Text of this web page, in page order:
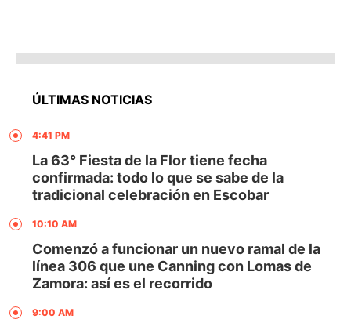
ÚLTIMAS NOTICIAS
4:41 PM
La 63° Fiesta de la Flor tiene fecha
confirmada: todo lo que se sabe de la
tradicional celebración en Escobar
10:10 AM
Comenzó a funcionar un nuevo ramal de la
línea 306 que une Canning con Lomas de
Zamora: así es el recorrido
9:00 AM